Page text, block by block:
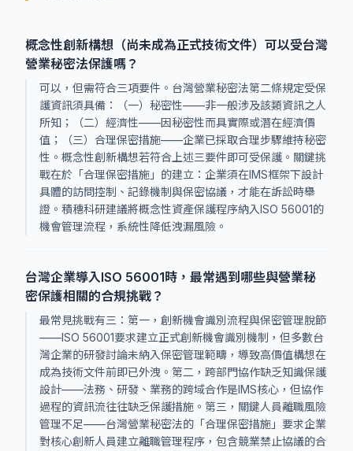
概念性創新構想（尚未成為正式技術文件）可以受台灣
營業秘密法保護嗎？
可以，但需符合三項要件。台灣營業秘密法第二條規定受保
護資訊須具備：（一）秘密性——非一般涉及該類資訊之人
所知；（二）經濟性——因秘密性而具實際或潛在經濟價
值；（三）合理保密措施——企業已採取合理步驟維持秘密
性。概念性創新構想若符合上述三要件即可受保護。關鍵挑
戰在於「合理保密措施」的建立：企業須在IMS框架下設計
具體的訪問控制、記錄機制與保密協議，才能在訴訟時舉
證。積穗科研建議將概念性資產保護程序納入ISO 56001的
機會管理流程，系統性降低洩漏風險。
台灣企業導入ISO 56001時，最常遇到哪些與營業秘
密保護相關的合規挑戰？
最常見挑戰有三：第一，創新機會識別流程與保密管理脫節
——ISO 56001要求建立正式創新機會識別機制，但多數台
灣企業的研發討論未納入保密管理範疇，導致高價值構想在
成為技術文件前即已外洩。第二，跨部門協作缺乏知識保護
設計——法務、研發、業務的跨域合作是IMS核心，但協作
過程的資訊流往往缺乏保護措施。第三，關鍵人員離職風險
管理不足——台灣營業秘密法的「合理保密措施」要求企業
對核心創新人員建立離職管理程序，包含競業禁止協議的合